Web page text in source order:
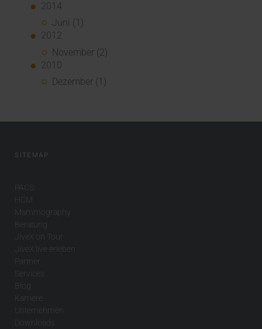
2014
Juni (1)
2012
November (2)
2010
Dezember (1)
SITEMAP
PACS
HCM
Mammography
Beratung
JiveX on Tour
JiveX live erleben
Partner
Services
Blog
Karriere
Unternehmen
Downloads